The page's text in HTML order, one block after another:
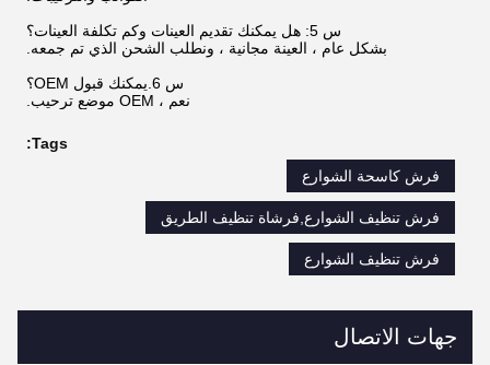
س 5: هل يمكنك تقديم العينات وكم تكلفة العينات؟
بشكل عام ، العينة مجانية ، ونطلب الشحن الذي تم جمعه.
س 6.يمكنك قبول OEM؟
نعم ، OEM موضع ترحيب.
Tags:
فرش كاسحة الشوارع
فرش تنظيف الشوارع,فرشاة تنظيف الطريق
فرش تنظيف الشوارع
جهات الاتصال